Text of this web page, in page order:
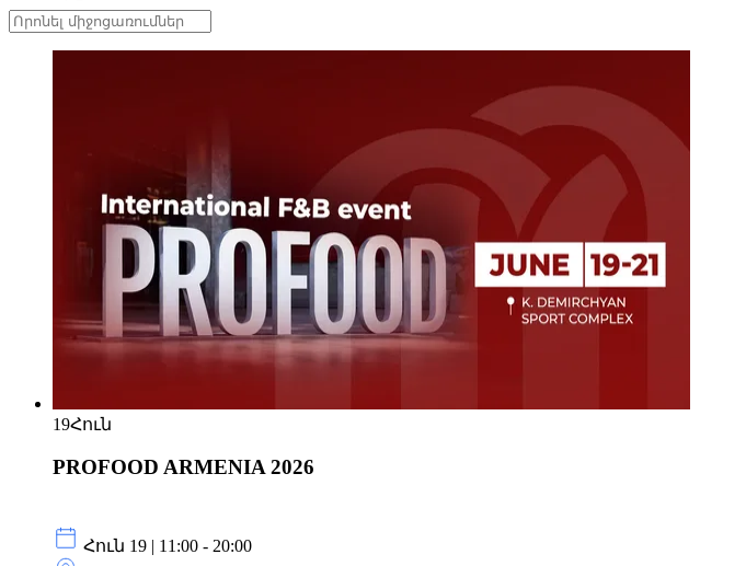
19Հուն
PROFOOD ARMENIA 2026
Հուն 19 | 11:00 - 20:00